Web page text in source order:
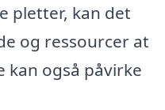
pletter, kan det
og ressourcer at
kan også påvirke